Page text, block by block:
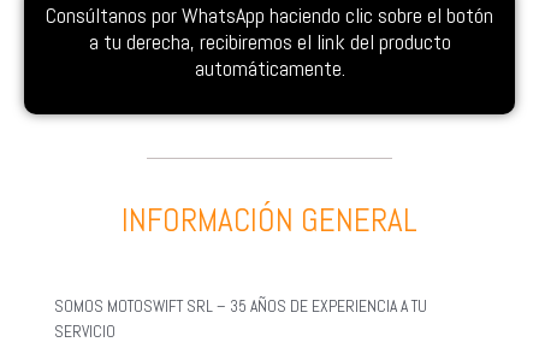
Consúltanos por WhatsApp haciendo clic sobre el botón
a tu derecha, recibiremos el link del producto
automáticamente.
INFORMACIÓN GENERAL
SOMOS MOTOSWIFT SRL – 35 AÑOS DE EXPERIENCIA A TU
SERVICIO